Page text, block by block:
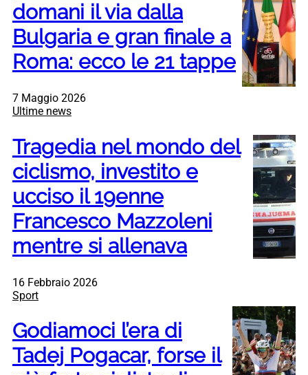
domani il via dalla
Bulgaria e gran finale a
Roma: ecco le 21 tappe
7 Maggio 2026
Ultime news
Tragedia nel mondo del
ciclismo, investito e
ucciso il 19enne
Francesco Mazzoleni
mentre si allenava
16 Febbraio 2026
Sport
Godiamoci l’era di
Tadej Pogacar, forse il